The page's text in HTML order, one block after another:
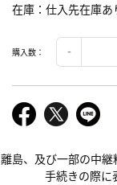
在庫 仕入先在庫あ
購入数：
離島、及び一部の中
手続きの際に